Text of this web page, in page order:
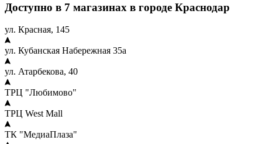
Доступно в 7 магазинах в городе Краснодар
ул. Красная, 145
ул. Кубанская Набережная 35а
ул. Атарбекова, 40
ТРЦ "Любимово"
ТРЦ West Mall
ТК "МедиаПлаза"